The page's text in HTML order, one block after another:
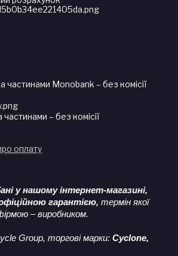
частинами Monobank – без комісії
– без комісії
оплату
у нашому інтернет-магазині,
гарантією, термін якої
– виробником.
Group, торгові марки: Cyclone,